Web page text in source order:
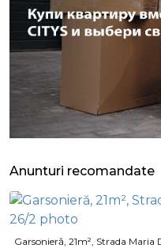
Anunturi recomandate
Garsonieră, 21m², Strada Maria